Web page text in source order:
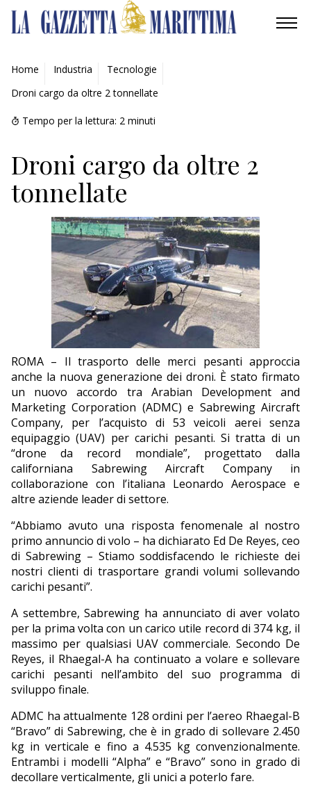
AMBIENTE
MOBILITÀ
INDUSTRIA
RICERCA
ECONOMIA
TURISMO
CULTURA
NAUTICA
EDITORIALI
Home Industria
Tecnologie
Droni cargo da oltre 2 tonnellate
Tempo per la lettura: 2 minuti
Droni cargo da oltre 2
tonnellate
ROMA – Il trasporto delle merci pesanti approccia
anche la nuova generazione dei droni. È stato firmato
un nuovo accordo tra Arabian Development and
Marketing Corporation (ADMC) e Sabrewing Aircraft
Company, per l’acquisto di 53 veicoli aerei senza
equipaggio (UAV) per carichi pesanti. Si tratta di un
“drone da record mondiale”, progettato dalla
californiana Sabrewing Aircraft Company in
collaborazione con l’italiana Leonardo Aerospace e
altre aziende leader di settore.
“Abbiamo avuto una risposta fenomenale al nostro
primo annuncio di volo – ha dichiarato Ed De Reyes, ceo
di Sabrewing – Stiamo soddisfacendo le richieste dei
nostri clienti di trasportare grandi volumi sollevando
carichi pesanti”.
A settembre, Sabrewing ha annunciato di aver volato
per la prima volta con un carico utile record di 374 kg, il
massimo per qualsiasi UAV commerciale. Secondo De
Reyes, il Rhaegal-A ha continuato a volare e sollevare
carichi pesanti nell’ambito del suo programma di
sviluppo finale.
ADMC ha attualmente 128 ordini per l’aereo Rhaegal-B
“Bravo” di Sabrewing, che è in grado di sollevare 2.450
kg in verticale e fino a 4.535 kg convenzionalmente.
Entrambi i modelli “Alpha” e “Bravo” sono in grado di
decollare verticalmente, gli unici a poterlo fare.